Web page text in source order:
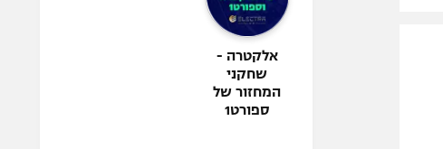
אלקטרה -
שחקני
המחזור של
ספורט1